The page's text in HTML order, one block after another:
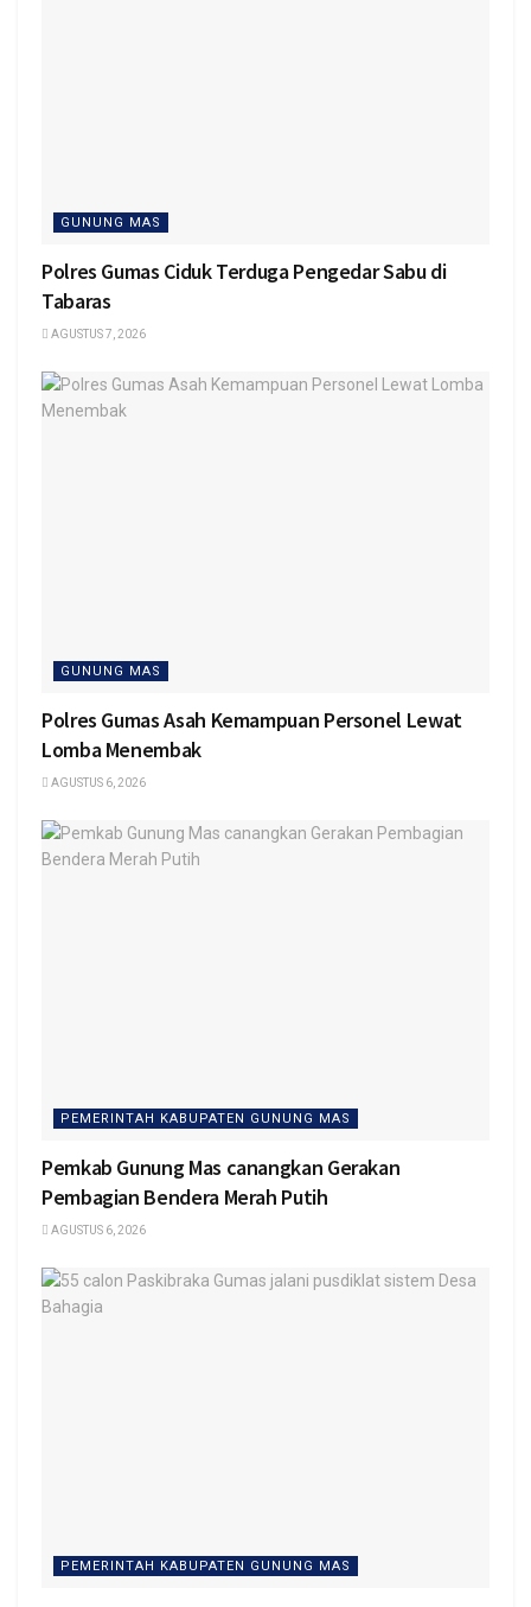
GUNUNG MAS
Polres Gumas Ciduk Terduga Pengedar Sabu di
Tabaras
AGUSTUS 7, 2026
GUNUNG MAS
Polres Gumas Asah Kemampuan Personel Lewat
Lomba Menembak
AGUSTUS 6, 2026
PEMERINTAH KABUPATEN GUNUNG MAS
Pemkab Gunung Mas canangkan Gerakan
Pembagian Bendera Merah Putih
AGUSTUS 6, 2026
PEMERINTAH KABUPATEN GUNUNG MAS